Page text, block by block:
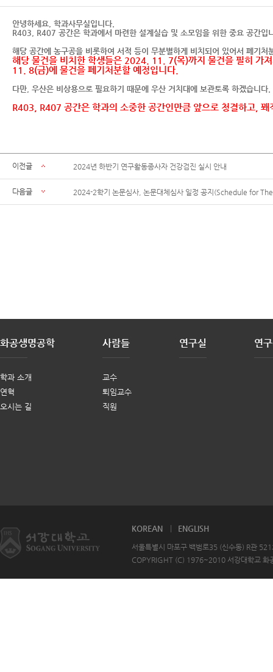
안녕하세요, 학과사무실입니다.
R403, R407 공간은 학과에서 마련한 설계실습 및 소모임을 위한 중요 공간입
해당 공간에 농구공을 비롯하여 서적 등이 무분별하게 비치되어 있어서 폐기처
해당 물건을 비치한 학생들은 2024. 11. 7(목)까지 물건을 필히 가
11. 8(금)에 물건을 폐기처분할 예정입니다.
다만, 우산은 비상용으로 필요하기 때문에 우산 거치대에 보관토록 하겠습니다.
R403, R407 공간은 학과의 소중한 공간인만큼 앞으로 청결하고,
이전글 2024년 하반기 연구활동종사자 건강검진 실시 안내
다음글 2024-2학기 논문심사, 논문대체심사 일정 공지(Schedule for
화공생명공학
학과 소개
연혁
오시는 길
사람들
교수
퇴임교수
직원
연구실 연
KOREAN ENGLISH
서울특별시 마포구 백범로35 (신수동) R
COPYRIGHT (C) 1976~2010 서강대학교 화